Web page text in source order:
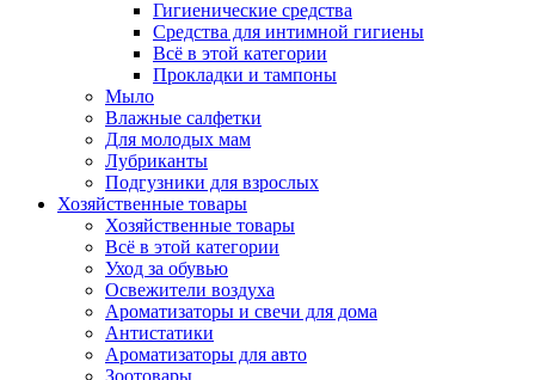
Гигиенические средства
Средства для интимной гигиены
Всё в этой категории
Прокладки и тампоны
Мыло
Влажные салфетки
Для молодых мам
Лубриканты
Подгузники для взрослых
Хозяйственные товары
Хозяйственные товары
Всё в этой категории
Уход за обувью
Освежители воздуха
Ароматизаторы и свечи для дома
Антистатики
Ароматизаторы для авто
Зоотовары